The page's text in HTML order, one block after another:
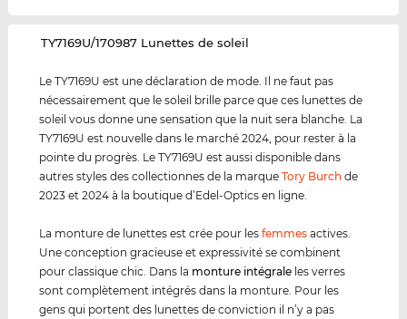
‌TY7169U/170987 Lunettes de soleil
Le TY7169U est une déclaration de mode. Il ne faut pas
nécessairement que le soleil brille parce que ces lunettes de
soleil vous donne une sensation que la nuit sera blanche. La
TY7169U est nouvelle dans le marché 2024, pour rester à la
pointe du progrès. Le TY7169U est aussi disponible dans
autres styles des collectionnes de la marqueTory Burch de
2023 et 2024 à la boutique d’Edel-Optics en ligne.
La monture de lunettes est crée pour lesfemmes actives.
Une conception gracieuse et expressivité se combinent
pour classique chic. Dans la monture intégrale les verres
sont complètement intégrés dans la monture. Pour les
gens qui portent des lunettes de conviction il n’y a pas